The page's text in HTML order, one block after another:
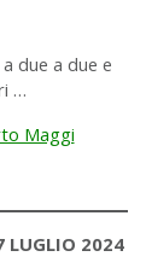
due a due e
…
Maggi
LUGLIO 2024